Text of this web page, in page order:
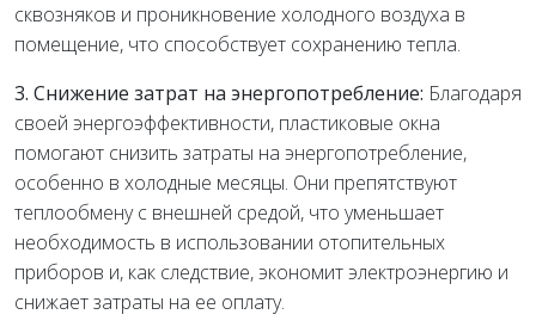
сквозняков и проникновение холодного воздуха в
помещение, что способствует сохранению тепла.
3. Снижение затрат на энергопотребление: Благодаря
своей энергоэффективности, пластиковые окна
помогают снизить затраты на энергопотребление,
особенно в холодные месяцы. Они препятствуют
теплообмену с внешней средой, что уменьшает
необходимость в использовании отопительных
приборов и, как следствие, экономит электроэнергию и
снижает затраты на ее оплату.